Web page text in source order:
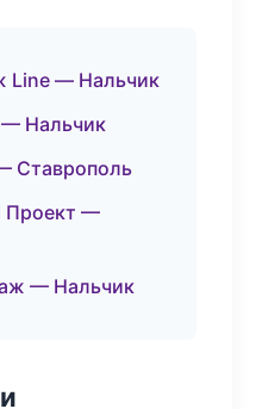
Line — Нальчик
Нальчик
Ставрополь
Проект —
— Нальчик